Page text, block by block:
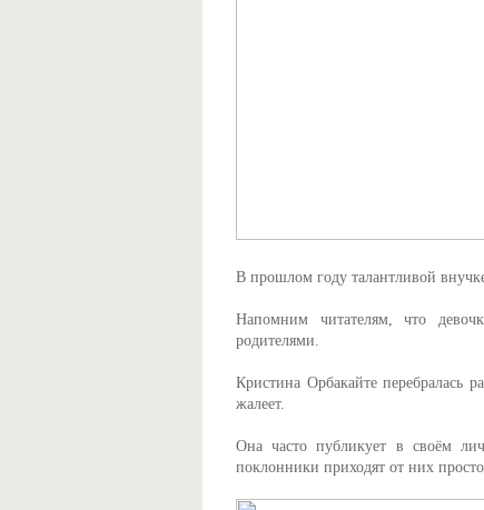
В прошлом году талантливой
Напомним читателям, что
родителями.
Кристина Орбакайте
жалеет.
Она часто публикует в своём
поклонники приходят от них просто